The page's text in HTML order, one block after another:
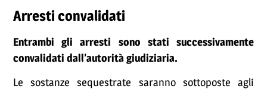
Arresti convalidati
Entrambi gli arresti sono stati successivamente
convalidati dall’autorità giudiziaria.
Le sostanze sequestrate saranno sottoposte agli